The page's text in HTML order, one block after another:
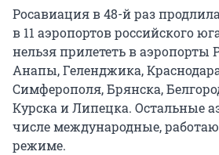
Росавиация в 48-й раз
в 11 аэропортов российского
нельзя прилететь в аэропорты
Анапы, Геленджика,
Симферополя, Брянска,
Курска и Липецка. Остальные
числе международные,
режиме.